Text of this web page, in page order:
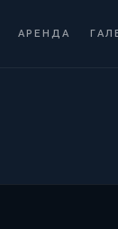
АРЕНДА